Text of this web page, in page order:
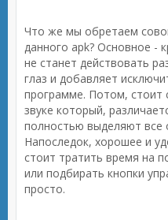
Что же мы обретаем
данного apk? Основное -
не станет действовать
глаз и добавляет
программе. Потом, стоит
звуке который,
полностью выделяют все
Напоследок, хорошее и
стоит тратить время на
или подбирать кнопки
просто.